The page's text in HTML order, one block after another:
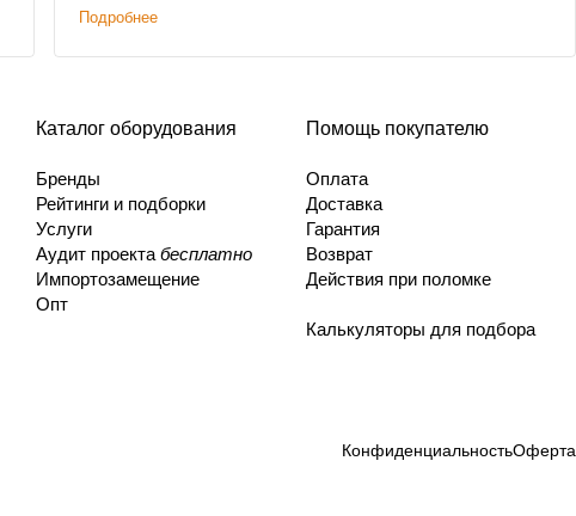
Подробнее
Каталог оборудования
Бренды
Рейтинги и подборки
Услуги
Аудит проекта бесплатно
Импортозамещение
Опт
Помощь покупателю
Оплата
Доставка
Гарантия
Возврат
Действия при поломке
Калькуляторы для подбора
КонфиденциальностьОферта